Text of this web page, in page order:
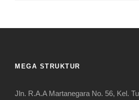
MEGA STRUKTUR
Jln. R.A.A Martanegara No. 56, Kel.